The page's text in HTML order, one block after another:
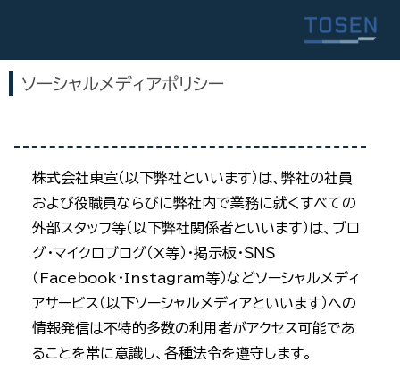
ソーシャルメディアポリシー
株式会社東宣（以下弊社といいます）は、弊社の社員
および役職員ならびに弊社内で業務に就くすべての
外部スタッフ等（以下弊社関係者といいます）は、ブロ
グ・マイクロブログ（X等）・掲示板・ＳＮＳ
（Facebook・Instagram等）などソーシャルメディ
アサービス（以下ソーシャルメディアといいます）への
情報発信は不特的多数の利用者がアクセス可能であ
ることを常に意識し、各種法令を遵守します。